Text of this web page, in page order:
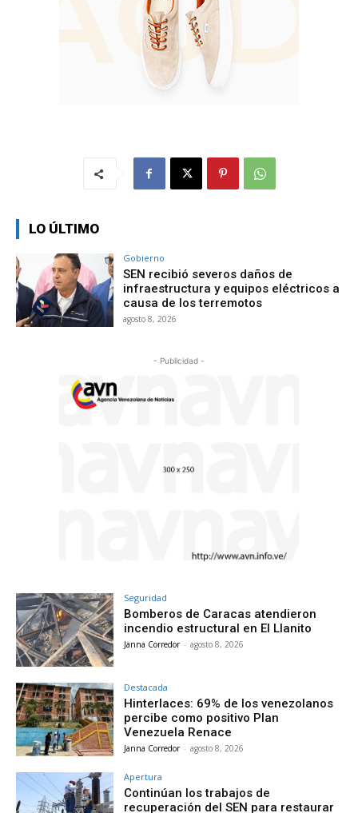
LO ÚLTIMO
Gobierno
SEN recibió severos daños de
infraestructura y equipos eléctricos a
causa de los terremotos
agosto 8, 2026
- Publicidad -
Seguridad
Bomberos de Caracas atendieron
incendio estructural en El Llanito
Janna Corredor - agosto 8, 2026
Destacada
Hinterlaces: 69% de los venezolanos
percibe como positivo Plan
Venezuela Renace
Janna Corredor - agosto 8, 2026
Apertura
Continúan los trabajos de
recuperación del SEN para restaurar